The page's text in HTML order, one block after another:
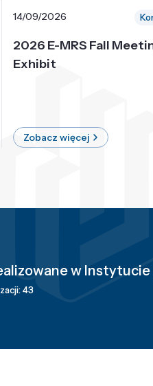
14/09/2026
2026 E-MRS Fall
Exhibit
Zobacz więcej
w Instytucie
43